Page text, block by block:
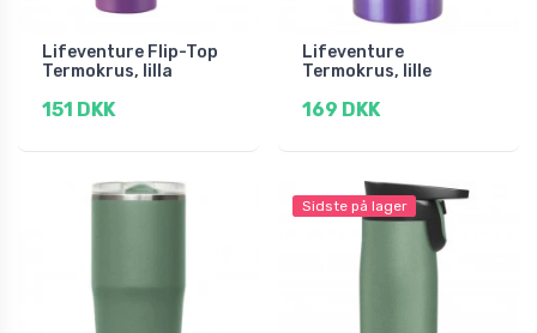
Lifeventure Flip-Top
Termokrus, lilla
151 DKK
Lifeventure
Termokrus, lille
169 DKK
Sidste på lager